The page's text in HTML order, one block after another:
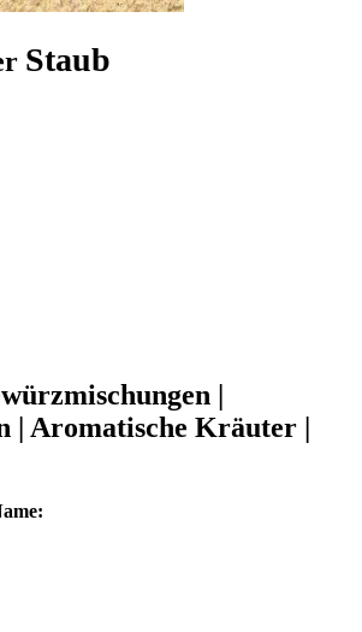
Staub
|
| Aromatische Kräuter |